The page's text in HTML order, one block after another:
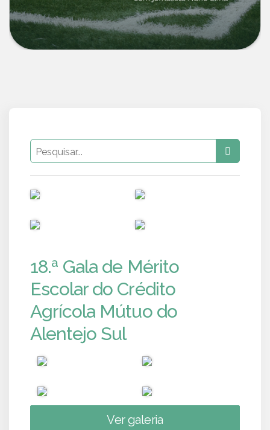
18.ª Gala de Mérito
Escolar do Crédito
Agrícola Mútuo do
Alentejo Sul
Ver galeria